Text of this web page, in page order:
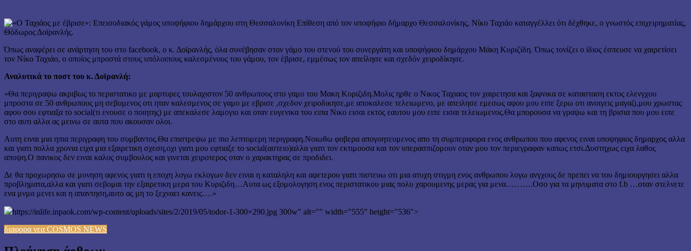
Επίθεση από τον υποψήφιο δήμαρχο Θεσσαλονίκης, Νίκο Ταχιάο καταγγέλλει ότι δέχθηκε, ο γνωστός επιχειρηματίας,
Θόδωρος Δοϊρανλής.
Όπως αναφέρει σε ανάρτηση του στο facebook, ο κ. Δοϊρανλής, όλα συνέβησαν στον γάμο του στενού του συνεργάτη και υποψήφιου δημάρχου Μάκη Κυριζίδη. Όπως τονίζει ο ίδιος έσπευσε να χαιρετίσει
τον Νίκο Ταχιάο, ο οποίος μπροστά στους υπόλοιπους καλεσμένους του γάμου, τον έβρισε, εμμέσως τον απείλησε και σχεδόν χειροδίκησε.
Αναλυτικά το ποστ του κ. Δοϊρανλή:
«Θα περιγραψω ακριβως το περιστατικο με μαρτυρες τουλαχιστον 50 ανθρωπους στο γαμο του Μακη Κυριζιδη.Μολις ηρθε ο Νικος Ταχιαος τον χαιρετησα και ξαφνικα σε κατασταση εκτος ελενγχου
μπροστα σε 50 ανθρωπους μη σεβομενος οτι ηταν καλεσμενος σε γαμο με εβρισε ,σχεδον χειροδικησε,με αποκαλεσε τελειωμενο, με απειλησε εμεσως αφου μου ειπε ξερω οτι ανοιγεις μαγαζι,μου χρωστας
αφου σου εφτιαξα το social(τι ενουσε ο ποιητης) με απεκαλεσε λαμογιο και οταν ευγενικα του ειπα Νικο εισαι εκτος εαυτου μου ειπε εισαι τελειωμενος.Θα μπορουσα να γραψω και τη βρισια που μου ειπε
στο αυτι αλλα ας μεινω σε αυτα που ακουσαν ολοι.
Αυτη ειναι μια ηπια περιγραφη του συμβαντος.Θα επιστρεψω με πιο λεπτομερη περιγραφη.Νοιωθω φοβερα απογοητευμενος απο τη συμπεριφορα ενος ανθρωπου που αφενος ειναι υποψηφιος δημαρχος αλλα
και γιατι πολλα χρονια ειχα μια εξαιρετικη σχεση,οχι γιατι μου εφτιαξε το social(αστειο)αλλα γιατι τον εκτιμουσα και τον υπερασπιζομουν οταν μου τον περιεγραφαν καπως ετσι.Δυστηχως ειχα λαθος
αποψη.Ο πανικος δεν ειναι καλος συμβουλος και γινεται χειροτερος οταν ο χαρακτηρας σε προδιδει.
Δε θα προχωρησω σε μυνηση αφενος γιατι η εποχη λογω εκλογων δεν ειναι η καταληλη και αφετερου γιατι πιστευω οτι μια ατυχη στιγμη ενος ανθρωπου λογω ανγχους δε πρεπει να του δημιουργησει αλλα
προβληματα,αλλα και γιατι σεβομαι την εξαιρετικη μερα του Κυριζιδη…Αυτα ως εξομολογηση ενος περιστατικου μιας πολυ χαρουμενης μερας για μενα……….Οσο για τα μηνυματα στο f.b …οταν στελνετε
ενα μνμα μενει και η απαντηση,αυτο ας μη το ξεχναει κανεις….»
https://inlife.inpaok.com/wp-content/uploads/sites/2/2019/05/todor-1-300×290.jpg 300w" alt="" width="555" height="536">
διαφορα νεα COSMOS NEWS